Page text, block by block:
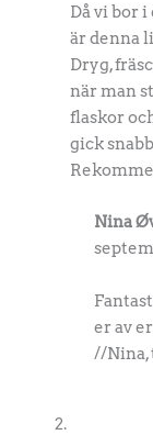
Då vi bor
är denna
Dryg,
när man
flaskor
gick
Nina
er av
//Nina,